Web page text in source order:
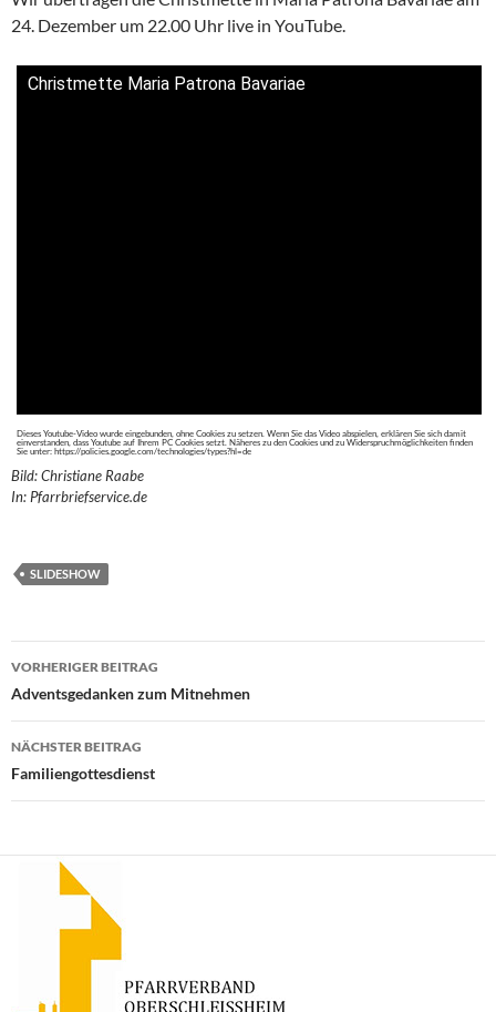
24. Dezember um 22.00 Uhr live in YouTube.
Christmette Maria Patrona Bavariae
Dieses Youtube-Video wurde eingebunden, ohne Cookies zu setzen. Wenn Sie das Video abspielen, erklären Sie sich damit
einverstanden, dass Youtube auf Ihrem PC Cookies setzt. Näheres zu den Cookies und zu Widerspruchmöglichkeiten finden
Sie unter: https://policies.google.com/technologies/types?hl=de
Bild: Christiane Raabe
In: Pfarrbriefservice.de
SLIDESHOW
Beitragsnavigation
VORHERIGER BEITRAG
Adventsgedanken zum Mitnehmen
NÄCHSTER BEITRAG
Familiengottesdienst